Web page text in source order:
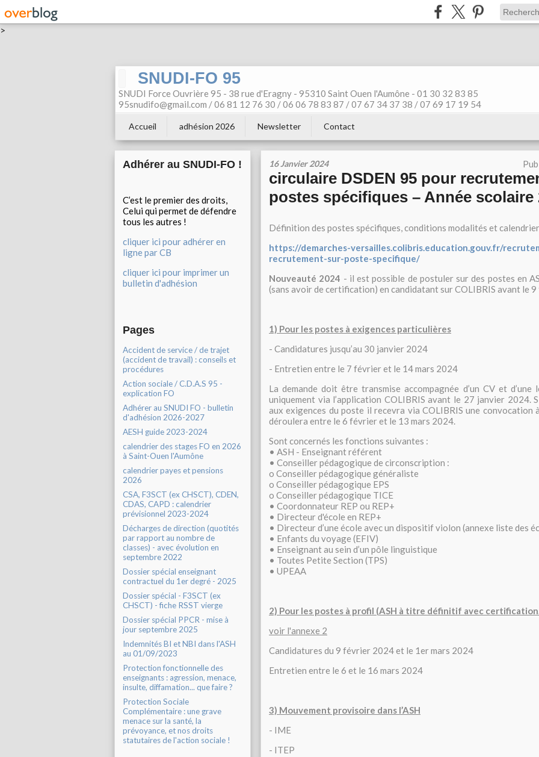
>
SNUDI-FO 95
SNUDI Force Ouvrière 95 - 38 rue d'Eragny - 95310 Saint Ouen l'Aumône - 01 30 32 83 85
95snudifo@gmail.com / 06 81 12 76 30 / 06 06 78 83 87 / 07 67 34 37 38 / 07 69 17 19 54
Accueil adhésion 2026 Newsletter Contact
Adhérer au SNUDI-FO !
C’est le premier des droits,
Celui qui permet de défendre
tous les autres !
cliquer ici pour adhérer en
ligne par CB
cliquer ici pour imprimer un
bulletin d'adhésion
Pages
Accident de service / de trajet
(accident de travail) : conseils et
procédures
Action sociale / C.D.A.S 95 -
explication FO
Adhérer au SNUDI FO - bulletin
d'adhésion 2026-2027
AESH guide 2023-2024
calendrier des stages FO en 2026
à Saint-Ouen l'Aumône
calendrier payes et pensions
2026
CSA, F3SCT (ex CHSCT), CDEN,
CDAS, CAPD : calendrier
prévisionnel 2023-2024
Décharges de direction (quotités
par rapport au nombre de
classes) - avec évolution en
septembre 2022
Dossier spécial enseignant
contractuel du 1er degré - 2025
Dossier spécial - F3SCT (ex
CHSCT) - fiche RSST vierge
Dossier spécial PPCR - mise à
jour septembre 2025
Indemnités BI et NBI dans l'ASH
au 01/09/2023
Protection fonctionnelle des
enseignants : agression, menace,
insulte, diffamation... que faire ?
Protection Sociale
Complémentaire : une grave
menace sur la santé, la
prévoyance, et nos droits
statutaires de l'action sociale !
16 Janvier 2024
circulaire DSDEN 95 pour
postes spécifiques – Année scolaire
Définition des postes spécifiques, conditions modalités et
https://demarches-versailles.colibris.education.gouv.fr/
recrutement-sur-poste-specifique/
Nouveauté 2024 - il est possible de postuler sur des postes en
(sans avoir de certification) en candidatant sur COLIBRIS avant le
1) Pour les postes à exigences particulières
- Candidatures jusqu’au 30 janvier 2024
- Entretien entre le 7 février et le 14 mars 2024
La demande doit être transmise accompagnée d’un CV et
uniquement via l’application COLIBRIS avant le 27 janvier 2024.
aux exigences du poste il recevra via COLIBRIS une convocation
déroulera entre le 6 février et le 13 mars 2024.
Sont concernés les fonctions suivantes :
• ASH - Enseignant référent
• Conseiller pédagogique de circonscription :
o Conseiller pédagogique généraliste
o Conseiller pédagogique EPS
o Conseiller pédagogique TICE
• Coordonnateur REP ou REP+
• Directeur d'école en REP+
• Directeur d’une école avec un dispositif violon (annexe liste des
• Enfants du voyage (EFIV)
• Enseignant au sein d’un pôle linguistique
• Toutes Petite Section (TPS)
• UPEAA
2) Pour les postes à profil (ASH à titre définitif avec
voir l'annexe 2
Candidatures du 9 février 2024 et le 1er mars 2024
Entretien entre le 6 et le 16 mars 2024
3) Mouvement provisoire dans l’ASH
- IME
- ITEP